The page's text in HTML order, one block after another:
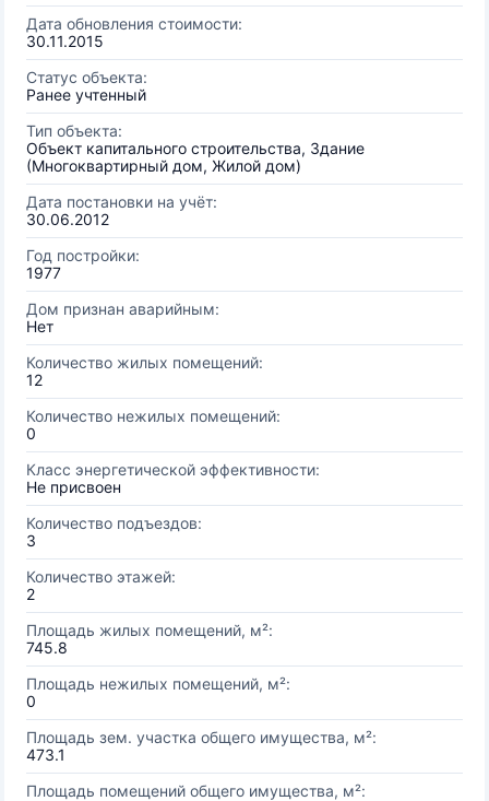
Дата обновления стоимости:
30.11.2015
Статус объекта:
Ранее учтенный
Тип объекта:
Объект капитального строительства, Здание
(Многоквартирный дом, Жилой дом)
Дата постановки на учёт:
30.06.2012
Год постройки:
1977
Дом признан аварийным:
Нет
Количество жилых помещений:
12
Количество нежилых помещений:
0
Класс энергетической эффективности:
Не присвоен
Количество подъездов:
3
Количество этажей:
2
Площадь жилых помещений, м²:
745.8
Площадь нежилых помещений, м²:
0
Площадь зем. участка общего имущества, м²:
473.1
Площадь помещений общего имущества, м²: